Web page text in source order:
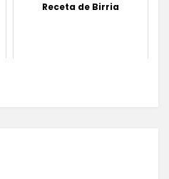
Receta de Birria